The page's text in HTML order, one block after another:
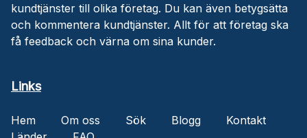
kundtjänster till olika företag. Du kan även betygsätta
och kommentera kundtjänster. Allt för att företag ska
få feedback och värna om sina kunder.
Links
Hem Om oss Sök Blogg
Kontakt